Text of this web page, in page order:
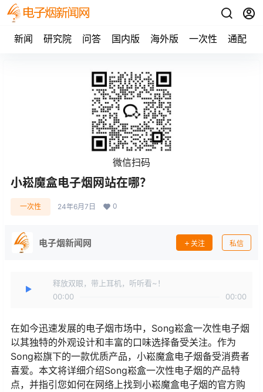
新闻 研究院 问答 国内版 海外版 一次性 通配
微信扫码
小崧魔盒电子烟网站在哪？
一次性 24年6月7日 0
电子烟新闻网 关注 私信
释放双眼，带上耳机，听听看~！
00:00
00:00
在如今迅速发展的电子烟市场中，Song崧盒一次性电子烟
以其独特的外观设计和丰富的口味选择备受关注。作为
Song崧旗下的一款优质产品，小崧魔盒电子烟备受消费者
喜爱。本文将详细介绍Song崧盒一次性电子烟的产品特
点，并指引您如何在网络上找到小崧魔盒电子烟的官方购